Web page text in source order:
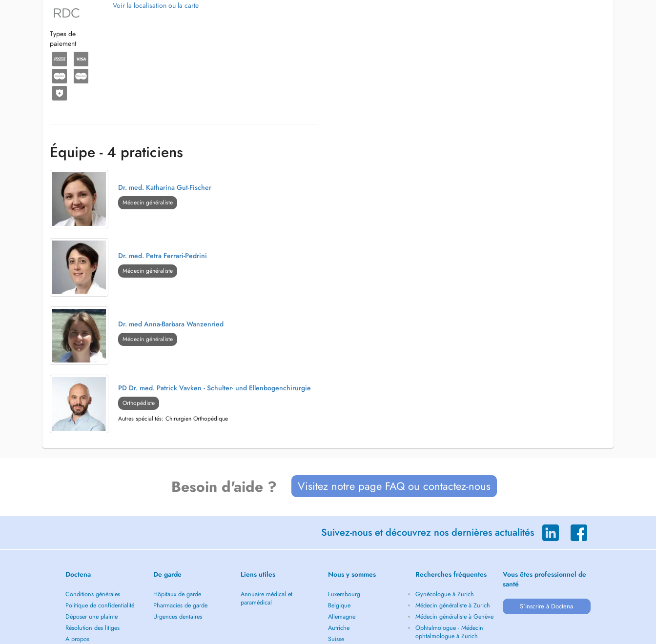
- Lungenfunktionsprüfungen
Types de
paiement
Voir la localisation ou la carte
Équipe - 4 praticiens
Dr. med. Katharina Gut-Fischer
Médecin généraliste
Dr. med. Petra Ferrari-Pedrini
Médecin généraliste
Dr. med Anna-Barbara Wanzenried
Médecin généraliste
PD Dr. med. Patrick Vavken - Schulter- und Ellenbogenchirurgie
Orthopédiste
Autres spécialités: Chirurgien Orthopédique
Besoin d'aide ? Visitez notre page FAQ ou contactez-nous
Suivez-nous et découvrez nos dernières actualités
Doctena
Conditions générales
Politique de confidentialité
Déposer une plainte
Résolution des litiges
A propos
De garde
Hôpitaux de garde
Pharmacies de garde
Urgences dentaires
Liens utiles
Annuaire médical et
paramédical
Nous y sommes
Luxembourg
Belgique
Allemagne
Autriche
Suisse
Recherches fréquentes
Gynécologue à Zurich
Médecin généraliste à Zurich
Médecin généraliste à Genève
Ophtalmologue - Médecin
ophtalmologue à Zurich
Vous êtes professionnel de
santé
S'inscrire à Doctena